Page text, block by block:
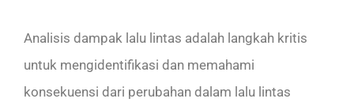
Analisis dampak lalu lintas adalah langkah kritis
untuk mengidentifikasi dan memahami
konsekuensi dari perubahan dalam lalu lintas